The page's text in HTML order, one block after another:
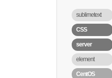
sublimetext
CSS
server
element
CentOS